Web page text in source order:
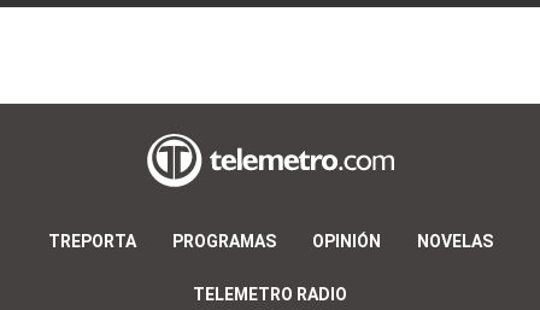
TREPORTA PROGRAMAS OPINIÓN NOVELAS
TELEMETRO RADIO